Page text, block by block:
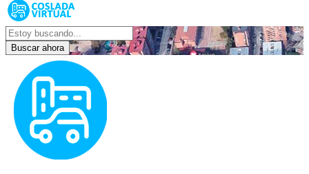
Buscar ahora